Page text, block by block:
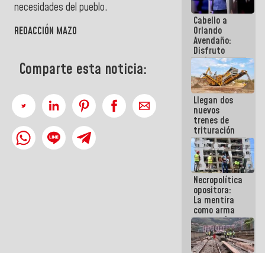
necesidades del pueblo.
REDACCIÓN MAZO
Comparte esta noticia:
Cabello a
Orlando
Avendaño:
Disfruto
cada vez
que escribes
porque lo
que haces
es
embarrarla
Llegan dos
nuevos
trenes de
trituración
para
optimizar
manejo de
escombros
en La Guaira
Necropolítica
opositora:
La mentira
como arma
contra el
Pueblo